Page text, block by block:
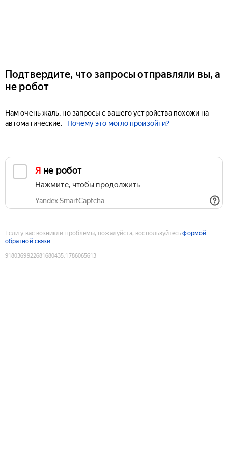
Подтвердите, что запросы отправляли вы, а
не робот
Нам очень жаль, но запросы с вашего устройства похожи на
автоматические.
Почему это могло произойти?
Я не робот
Нажмите, чтобы продолжить
Yandex SmartCaptcha
Если у вас возникли проблемы, пожалуйста, воспользуйтесьформой
обратной связи
9180369922681680435:1786065613